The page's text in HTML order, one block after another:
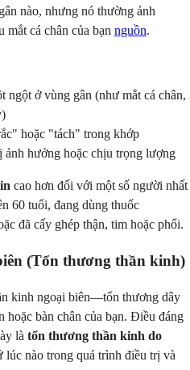
nào, nhưng nó thường ảnh
mắt cá chân của bạn nguồn.
ngột ở vùng gân (như mắt cá chân,
hoặc "tách" trong khớp
hưởng hoặc chịu trọng lượng
cao hơn đối với một số người nhất
60 tuổi, đang dùng thuốc
đã cấy ghép thận, tim hoặc phổi.
(Tổn thương thần kinh)
kinh ngoại biên—tổn thương dây
hoặc bàn chân của bạn. Điều đáng
là tổn thương thần kinh do
lúc nào trong quá trình điều trị và